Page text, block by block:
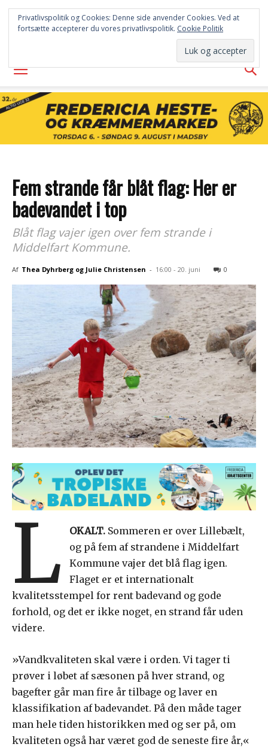
FREDERICIA
AVISEN
Fem strande får blåt flag: Her er
badevandet i top
Blåt flag vajer igen over fem strande i
Middelfart Kommune.
Af Thea Dyhrberg og Julie Christensen - 16:00 - 20. juni 0
L OKALT. Sommeren er over Lillebælt,
og på fem af strandene i Middelfart
Kommune vajer det blå flag igen.
Flaget er et internationalt
kvalitetsstempel for rent badevand og gode
forhold, og det er ikke noget, en strand får uden
videre.
»Vandkvaliteten skal være i orden. Vi tager ti
prøver i løbet af sæsonen på hver strand, og
bagefter går man fire år tilbage og laver en
klassifikation af badevandet. På den måde tager
man hele tiden historikken med og ser på, om
kvaliteten også har været god de seneste fire år,«
Privatlivspolitik og Cookies: Denne side anvender Cookies. Ved at
fortsætte accepterer du vores privatlivspolitik. Cookie Politik